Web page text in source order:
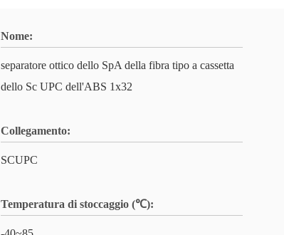
Nome:
separatore ottico dello SpA della fibra tipo a cassetta
dello Sc UPC dell'ABS 1x32
Collegamento:
SCUPC
Temperatura di stoccaggio (℃):